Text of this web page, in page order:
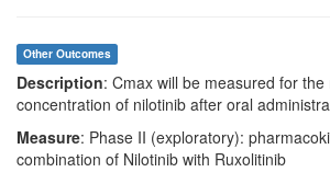
Other Outcomes
Description: Cmax will be measured for
concentration of nilotinib after oral
Measure: Phase II (exploratory):
combination of Nilotinib with Ruxolitinib